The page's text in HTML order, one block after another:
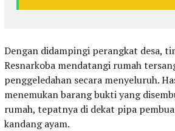
Dengan didampingi perangkat desa,
Resnarkoba mendatangi rumah
penggeledahan secara menyeluruh.
menemukan barang bukti yang
rumah, tepatnya di dekat pipa
kandang ayam.